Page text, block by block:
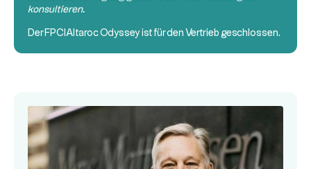
konsultieren.
Der FPCI Altaroc Odyssey ist für den Vertrieb geschlossen.